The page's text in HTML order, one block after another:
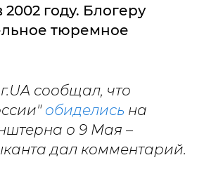
году. Блогеру
тюремное
сообщал, что
обиделись на
о 9 Мая –
дал комментарий.